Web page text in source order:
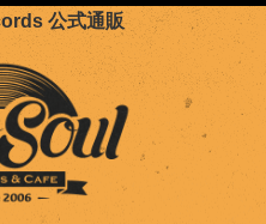
公式通販